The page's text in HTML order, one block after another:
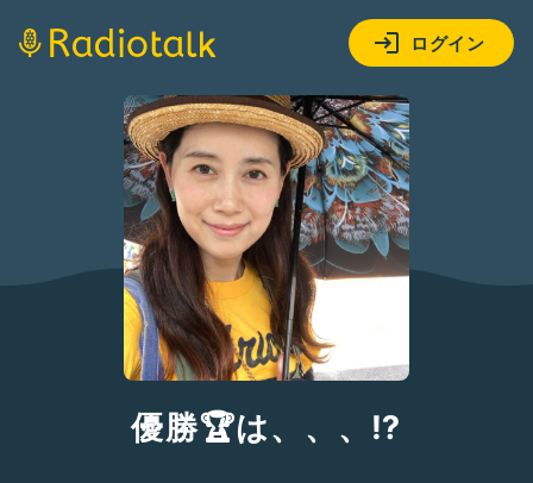
ログイン
優勝🏆は、、、⁉️